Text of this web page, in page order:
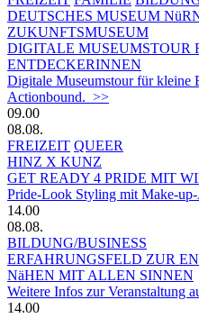
DEUTSCHES MUSEUM
ZUKUNFTSMUSEUM
DIGITALE MUSEUMSTOUR
ENTDECKERINNEN
Digitale Museumstour für kleine
Actionbound. >>
09.00
08.08.
FREIZEIT QUEER
HINZ X KUNZ
GET READY 4 PRIDE MIT
Pride-Look Styling mit Make-
14.00
08.08.
BILDUNG/BUSINESS
ERFAHRUNGSFELD ZUR
NäHEN MIT ALLEN SINNEN
Weitere Infos zur Veranstaltung
14.00